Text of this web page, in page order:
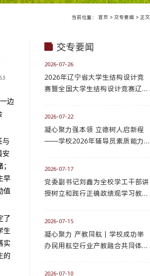
当前位置： 首页 > 交专要闻 > 正文
边
与
安
早
值
了
生
实
的
交专要闻
2026-07-26
2026年辽宁省大学生结构设计竞
赛暨全国大学生结构设计竞赛辽宁
2026-07-22
凝心聚力强本领 立德树人启新程
——学校2026年辅导员素质能力
2026-07-17
党委副书记刘鑫为全校学工干部讲
授树立和践行正确政绩观学习教育
2026-07-15
凝心聚力 产教同航｜学校成功举
办民用航空行业产教融合共同体年
2026-07-10